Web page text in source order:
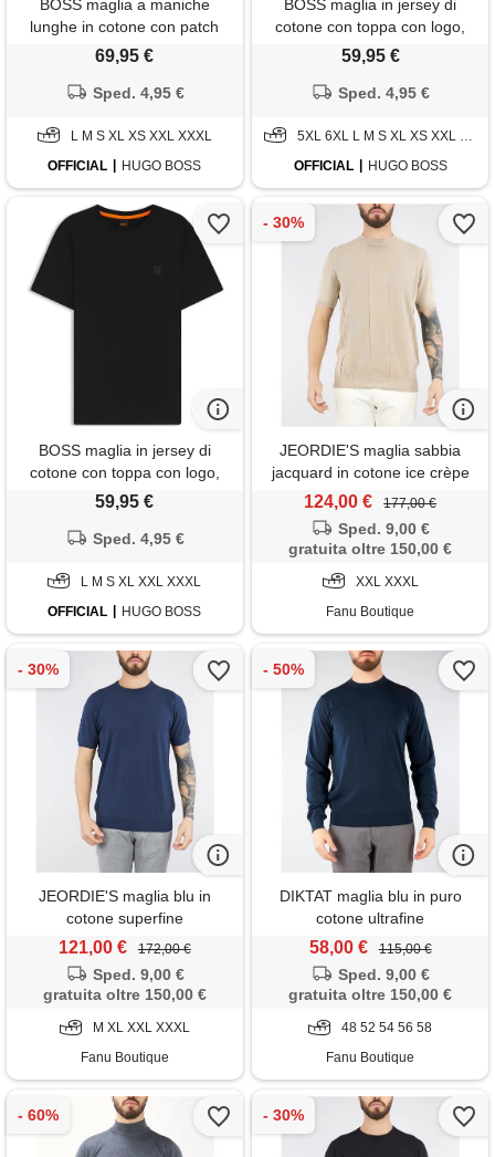
BOSS maglia a maniche
lunghe in cotone con patch
con logo, nero
69,95 €
Sped. 4,95 €
L M S XL XS XXL XXXL
OFFICIAL
HUGO BOSS
BOSS maglia in jersey di
cotone con toppa con logo,
bianco
59,95 €
Sped. 4,95 €
5XL 6XL L M S XL XS XXL XXXL
OFFICIAL
HUGO BOSS
BOSS maglia in jersey di
cotone con toppa con logo,
nero
59,95 €
Sped. 4,95 €
L M S XL XXL XXXL
OFFICIAL
HUGO BOSS
JEORDIE'S maglia sabbia
jacquard in cotone ice crèpe
124,00 € 177,00 €
Sped. 9,00 €
gratuita oltre 150,00 €
XXL XXXL
Fanu Boutique
JEORDIE'S maglia blu in
cotone superfine
121,00 € 172,00 €
Sped. 9,00 €
gratuita oltre 150,00 €
M XL XXL XXXL
Fanu Boutique
DIKTAT maglia blu in puro
cotone ultrafine
58,00 € 115,00 €
Sped. 9,00 €
gratuita oltre 150,00 €
48 52 54 56 58
Fanu Boutique